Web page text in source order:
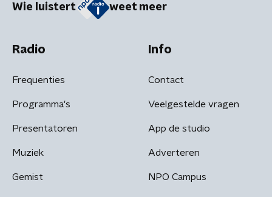
Wie luistert weet meer
Radio
Frequenties
Programma's
Presentatoren
Muziek
Gemist
Info
Contact
Veelgestelde vragen
App de studio
Adverteren
NPO Campus